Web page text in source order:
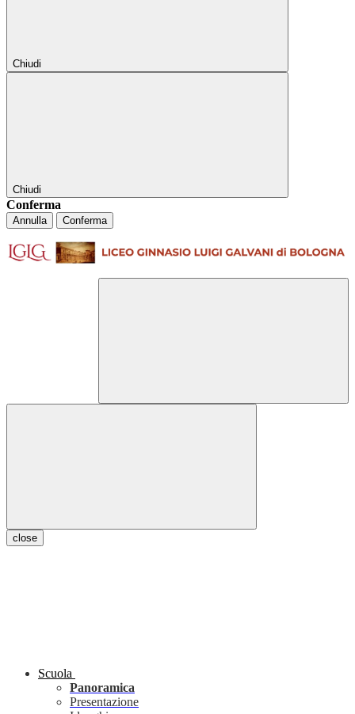
Chiudi
Chiudi
Conferma
Annulla Conferma
close
Scuola
Panoramica
Presentazione